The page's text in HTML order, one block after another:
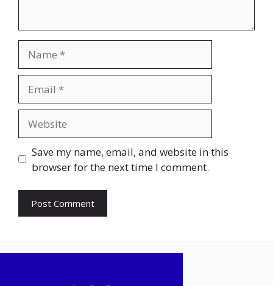
Save my name, email, and website in this
browser for the next time I comment.